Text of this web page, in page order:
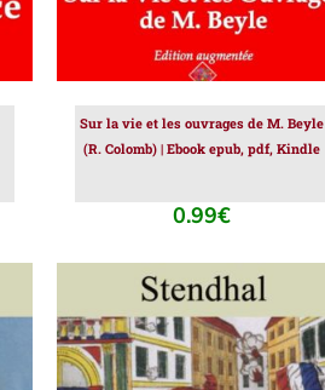
Sur la vie et les ouvrages de M. Beyle
(R. Colomb) | Ebook epub, pdf, Kindle
0.99€